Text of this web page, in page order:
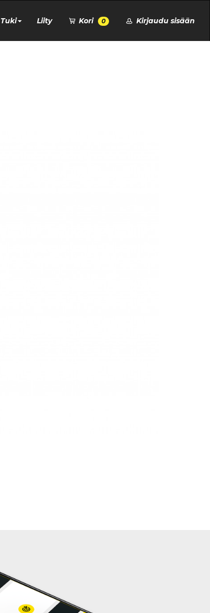
Tuki Liity Kori 0 Kirjaudu sisään